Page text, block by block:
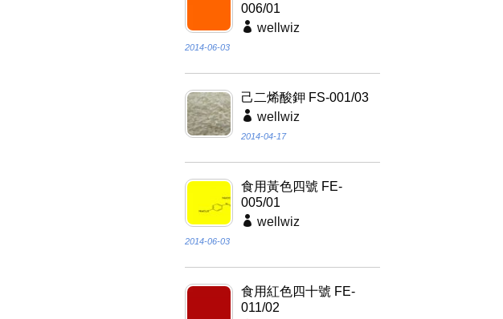
006/01
wellwiz
2014-06-03
己二烯酸鉀 FS-001/03
wellwiz
2014-04-17
食用黃色四號 FE-
005/01
wellwiz
2014-06-03
食用紅色四十號 FE-
011/02